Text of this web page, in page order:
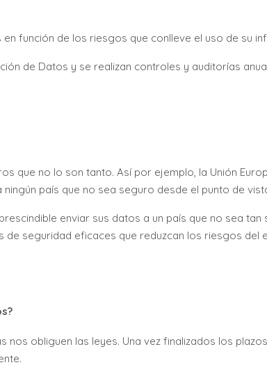
función de los riesgos que conlleve el uso de su
de Datos y se realizan controles y auditorías
que no lo son tanto. Así por ejemplo, la Unión
país que no sea seguro desde el punto de
enviar sus datos a un país que no sea
seguridad eficaces que reduzcan los riesgos del
obliguen las leyes. Una vez finalizados los